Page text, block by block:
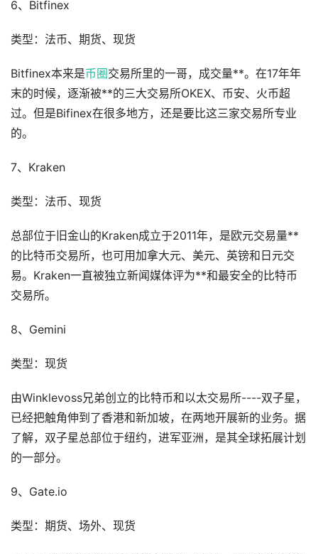
6、Bitfinex
类型：法币、期货、现货
Bitfinex本来是币圈交易所里的一哥，成交量**。在17年年
末的时候，逐渐被**的三大交易所OKEX、币安、火币超
过。但是Bifinex在很多地方，还是要比这三家交易所专业
的。
7、Kraken
类型：法币、现货
总部位于旧金山的Kraken成立于2011年，是欧元交易量**
的比特币交易所，也可用加拿大元、美元、英镑和日元交
易。Kraken一直被独立新闻媒体评为**和最安全的比特币
交易所。
8、Gemini
类型：现货
由Winklevoss兄弟创立的比特币和以太交易所----双子星，
已经把触角伸到了香港和新加坡，在两地开展新的业务。据
了解，双子星总部位于纽约，进军亚洲，是其全球拓展计划
的一部分。
9、Gate.io
类型：期货、场外、现货